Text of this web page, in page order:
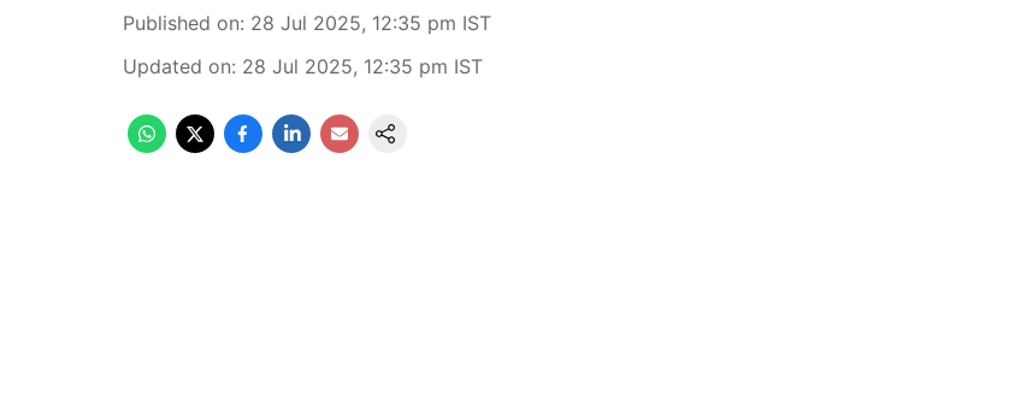
Published on: 28 Jul 2025, 12:35 pm IST
Updated on: 28 Jul 2025, 12:35 pm IST